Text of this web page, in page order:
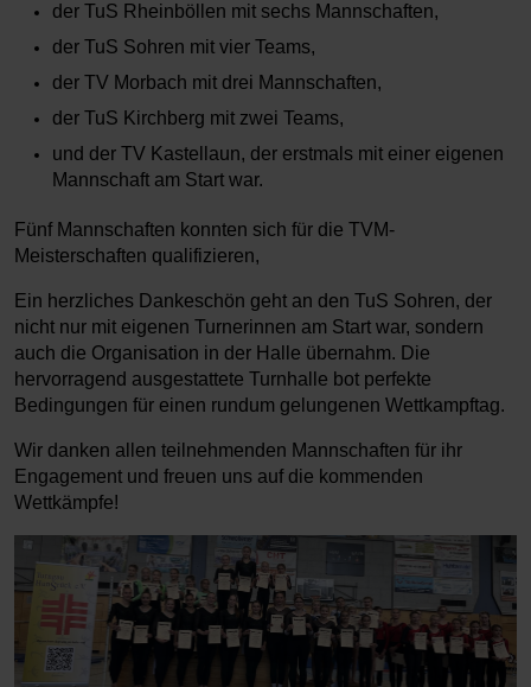
der TuS Rheinböllen mit sechs Mannschaften,
der TuS Sohren mit vier Teams,
der TV Morbach mit drei Mannschaften,
der TuS Kirchberg mit zwei Teams,
und der TV Kastellaun, der erstmals mit einer eigenen
Mannschaft am Start war.
Fünf Mannschaften konnten sich für die TVM-
Meisterschaften qualifizieren,
Ein herzliches Dankeschön geht an den TuS Sohren, der
nicht nur mit eigenen Turnerinnen am Start war, sondern
auch die Organisation in der Halle übernahm. Die
hervorragend ausgestattete Turnhalle bot perfekte
Bedingungen für einen rundum gelungenen Wettkampftag.
Wir danken allen teilnehmenden Mannschaften für ihr
Engagement und freuen uns auf die kommenden
Wettkämpfe!